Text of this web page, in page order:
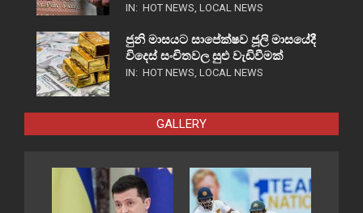
IN: HOT NEWS, LOCAL NEWS
ජුනි මාසයට සාපේක්ෂව ජූලි මාසයේදී
විදෙස් සංචිතවල සුළු වැඩිවීමක්
IN: HOT NEWS, LOCAL NEWS
GALLERY